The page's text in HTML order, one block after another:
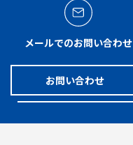
メールでのお問い合わせ
お問い合わせ